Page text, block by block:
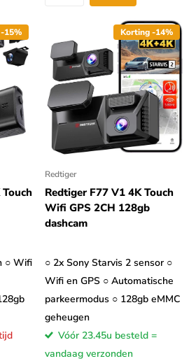
15%
○ Wifi
Korting -14%
Redtiger
Redtiger F77 V1 4K Touch
Wifi GPS 2CH 128gb
dashcam
○ 2x Sony Starvis 2 sensor ○
Wifi en GPS ○ Automatische
parkeermodus ○ 128gb eMMC
geheugen
Vóór 23.45u besteld =
vandaag verzonden